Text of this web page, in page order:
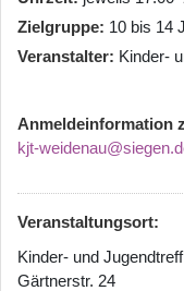
Zielgruppe 10 bis 14
Veranstalter Kinder-
Anmeldeinformation
kjt-
Veranstaltungsort:
Kinder- und
Gärtnerstr. 24